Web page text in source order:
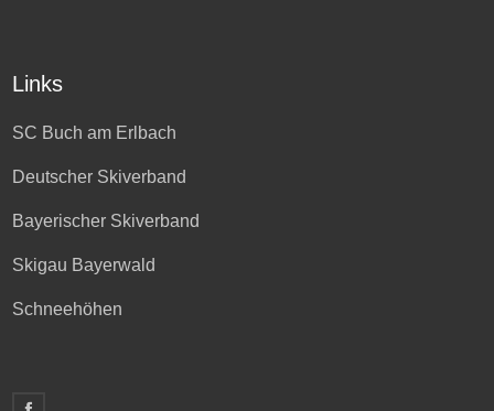
Links
SC Buch am Erlbach
Deutscher Skiverband
Bayerischer Skiverband
Skigau Bayerwald
Schneehöhen